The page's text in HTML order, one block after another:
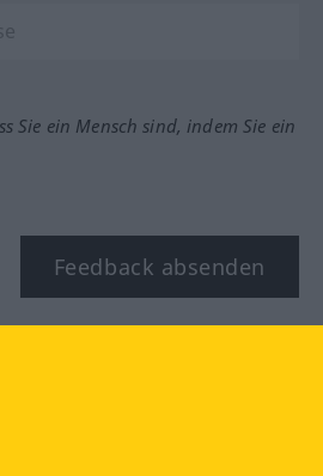
Sie ein Mensch sind, indem Sie ein
Feedback absenden